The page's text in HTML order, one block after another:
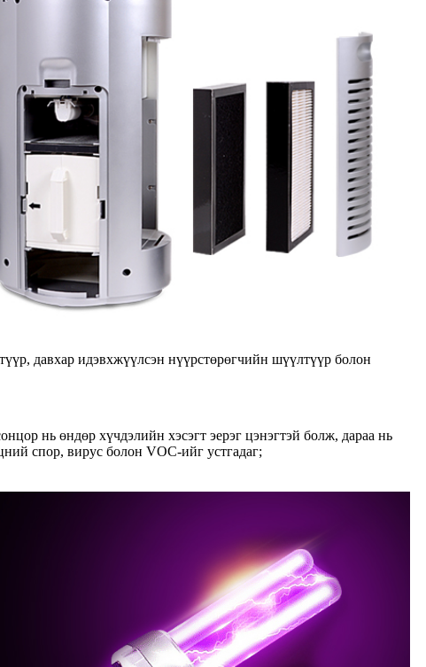
давхар идэвхжүүлсэн нүүрстөрөгчийн шүүлтүүр болон
нь өндөр хүчдэлийн хэсэгт эерэг цэнэгтэй болж, дараа нь
спор, вирус болон VOC-ийг устгадаг;